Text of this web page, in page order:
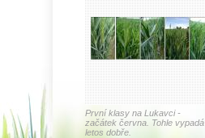
První klasy na Lukavci -
začátek června. Tohle vypadá
letos dobře.